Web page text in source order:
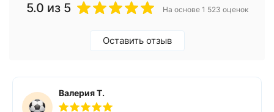
5.0 из 5 На основе 1 523 оценок
Оставить отзыв
Валерия Т.